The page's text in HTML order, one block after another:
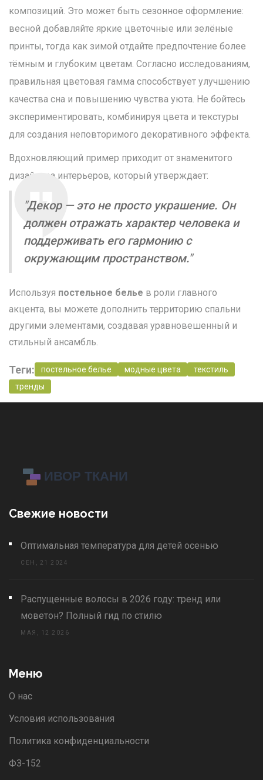
композиций. Это может быть сезонное оформление:
весной добавляйте яркие цветочные или зелёные
принты, тогда как зимой отдайте предпочтение более
тёмным и глубоким цветам. Согласно исследованиям,
правильная цветовая гамма способствует улучшению
качества сна и повышению чувства уюта. Не бойтесь
экспериментировать, комбинируя цвета и текстуры
для создания неповторимого декоративного эффекта.
Вдохновляющий пример приходит от знаменитого
дизайнера интерьеров, который утверждает:
"Декор — это не просто украшение. Он
должен отражать характер человека и
поддерживать его гармонию с
окружающим пространством."
Используя постельное белье в роли главного
акцента, вы можете дополнить территорию спальни
другими элементами, создавая уравновешенный и
стильный ансамбль.
Теги: постельное белье модные цвета
текстиль
тренды
Свежие новости
Оптимальная температура для детей осенью
СЕН, 21 2024
Распущенные волосы в 2026 году: тренд или
моветон? Полный гид по стилю
МАЯ, 12 2026
Меню
О нас
Условия использования
Политика конфиденциальности
ФЗ-152